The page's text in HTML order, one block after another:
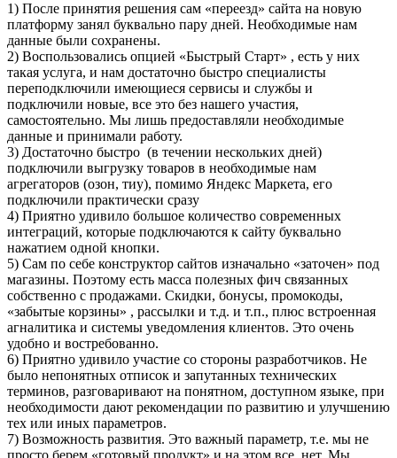
1) После принятия решения сам «переезд» сайта на новую
платформу занял буквально пару дней. Необходимые нам
данные были сохранены.
2) Воспользовались опцией «Быстрый Старт» , есть у них
такая услуга, и нам достаточно быстро специалисты
переподключили имеющиеся сервисы и службы и
подключили новые, все это без нашего участия,
самостоятельно. Мы лишь предоставляли необходимые
данные и принимали работу.
3) Достаточно быстро (в течении нескольких дней)
подключили выгрузку товаров в необходимые нам
агрегаторов (озон, тиу), помимо Яндекс Маркета, его
подключили практически сразу
4) Приятно удивило большое количество современных
интеграций, которые подключаются к сайту буквально
нажатием одной кнопки.
5) Сам по себе конструктор сайтов изначально «заточен» под
магазины. Поэтому есть масса полезных фич связанных
собственно с продажами. Скидки, бонусы, промокоды,
«забытые корзины» , рассылки и т.д. и т.п., плюс встроенная
агналитика и системы уведомления клиентов. Это очень
удобно и востребованно.
6) Приятно удивило участие со стороны разработчиков. Не
было непонятных отписок и запутанных технических
терминов, разговаривают на понятном, доступном языке, при
необходимости дают рекомендации по развитию и улучшению
тех или иных параметров.
7) Возможность развития. Это важный параметр, т.е. мы не